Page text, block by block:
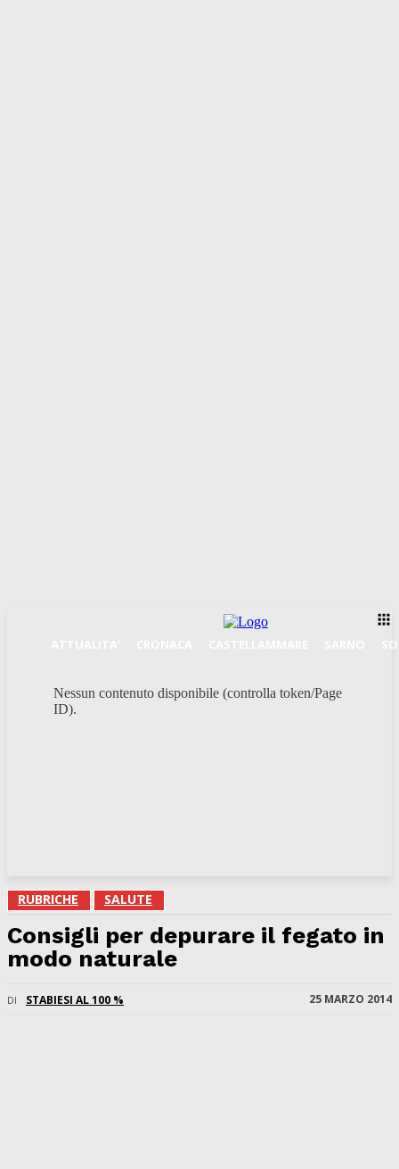
Nessun contenuto disponibile (controlla token/Page
ID).
RUBRICHE SALUTE
Consigli per depurare il fegato in
modo naturale
DI STABIESI AL 100 % 25 MARZO 2014